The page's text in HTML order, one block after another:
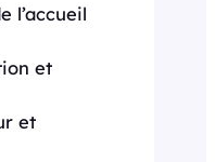
l’accueil
et
et